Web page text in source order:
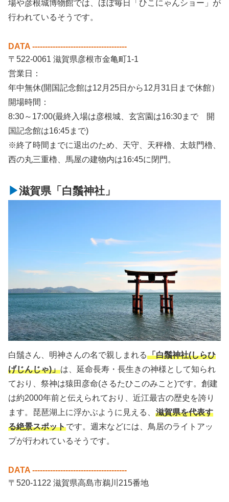
場や彦根城博物館では、ほぼ毎日「ひこにゃんショー」が
行われているそうです。
DATA -------------------------------------
〒522-0061 滋賀県彦根市金亀町1-1
営業日：
年中無休(開国記念館は12月25日から12月31日まで休館）
開場時間：
8:30～17:00(最終入場は彦根城、玄宮園は16:30まで 開
国記念館は16:45まで)
※終了時間までに退出のため、天守、天秤櫓、太鼓門櫓、
西の丸三重櫓、馬屋の建物内は16:45に閉門。
滋賀県「白鬚神社」
白鬚さん、明神さんの名で親しまれる「白鬚神社(しらひ
げじんじゃ)」は、延命長寿・長生きの神様として知られ
ており、祭神は猿田彦命(さるたひこのみこと)です。創建
は約2000年前と伝えられており、近江最古の歴史を誇り
ます。琵琶湖上に浮かぶように見える、 滋賀県を代表す
る絶景スポットです。週末などには、鳥居のライトアッ
プが行われているそうです。
DATA -------------------------------------
〒520-1122 滋賀県高島市鵜川215番地